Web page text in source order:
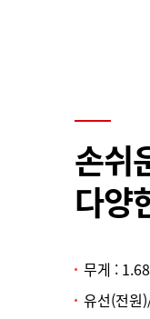
손쉬
다양
무게 :
유선(전원